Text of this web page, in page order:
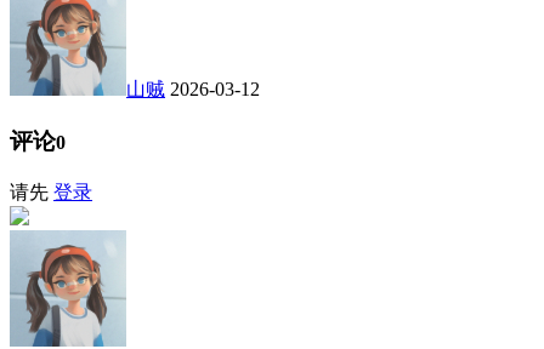
山贼 2026-03-12
评论0
请先 登录